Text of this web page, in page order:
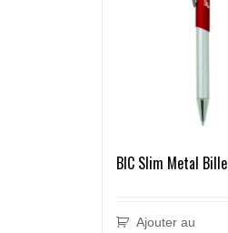
BIC Slim Metal Bille
Ajouter au